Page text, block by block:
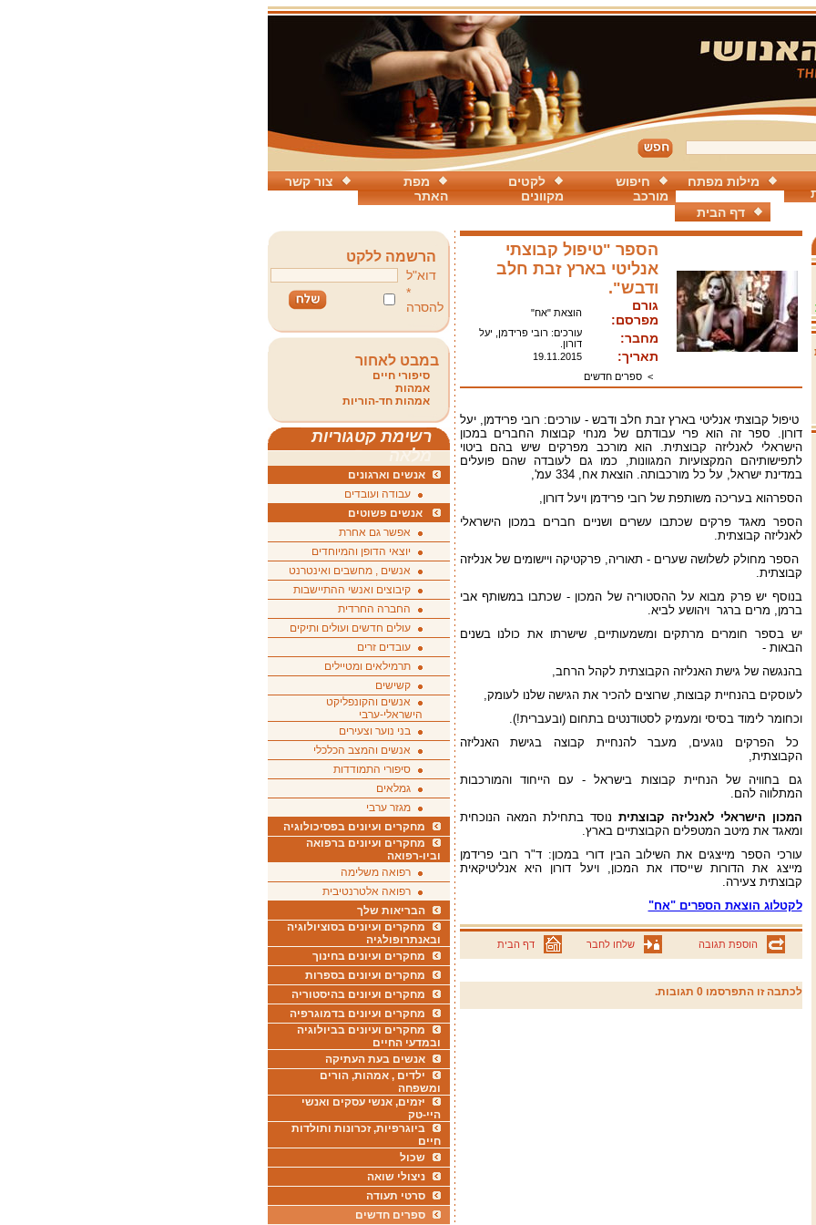
צור קשר
מפת
האתר
לקטים
מקוונים
חיפוש
מורכב
מילות מפתח
דף הבית
הספר "טיפול קבוצתי
אנליטי בארץ זבת חלב
ודבש".
גורם
מפרסם:
הוצאת "אח"
מחבר:
עורכים: רובי פרידמן, יעל
דורון.
תאריך:
19.11.2015
>ספרים חדשים
טיפול קבוצתי אנליטי בארץ זבת חלב ודבש - עורכים: רובי פרידמן, יעל
דורון. ספר זה הוא פרי עבודתם של מנחי קבוצות החברים במכון
הישראלי לאנליזה קבוצתית. הוא מורכב מפרקים שיש בהם ביטוי
לתפישותיהם המקצועיות המגוונות, כמו גם לעובדה שהם פועלים
במדינת ישראל, על כל מורכבותה. הוצאת אח, 334 עמ',
הספרהוא בעריכה משותפת של רובי פרידמן ויעל דורון,
הספר מאגד פרקים שכתבו עשרים ושניים חברים במכון הישראלי
לאנליזה קבוצתית.
הספר מחולק לשלושה שערים - תאוריה, פרקטיקה ויישומים של אנליזה
קבוצתית.
בנוסף יש פרק מבוא על ההסטוריה של המכון - שכתבו במשותף אבי
ברמן, מרים ברגר ויהושע לביא.
יש בספר חומרים מרתקים ומשמעותיים, שישרתו את כולנו בשנים
הבאות -
בהנגשה של גישת האנליזה הקבוצתית לקהל הרחב,
לעוסקים בהנחיית קבוצות, שרוצים להכיר את הגישה שלנו לעומק,
וכחומר לימוד בסיסי ומעמיק לסטודנטים בתחום (ובעברית!).
כל הפרקים נוגעים, מעבר להנחיית קבוצה בגישת האנליזה
הקבוצתית,
גם בחוויה של הנחיית קבוצות בישראל - עם הייחוד והמורכבות
המתלווה להם.
המכון הישראלי לאנליזה קבוצתית נוסד בתחילת המאה הנוכחית
ומאגד את מיטב המטפלים הקבוצתיים בארץ.
עורכי הספר מייצגים את השילוב הבין דורי במכון: ד"ר רובי פרידמן
מייצג את הדורות שייסדו את המכון, ויעל דורון היא אנליטיקאית
קבוצתית צעירה.
לקטלוג הוצאת הספרים "אח"
הוספת תגובה שלחו לחבר דף הבית
לכתבה זו התפרסמו 0 תגובות.
הרשמה ללקט
דוא"ל
*
להסרה
במבט לאחור
סיפורי חיים
אמהות
אמהות חד-הוריות
רשימת קטגוריות
מלאה
אנשים וארגונים
עבודה ועובדים
אנשים פשוטים
אפשר גם אחרת
יוצאי הדופן והמיוחדים
אנשים , מחשבים ואינטרנט
קיבוצים ואנשי ההתיישבות
החברה החרדית
עולים חדשים ועולים ותיקים
עובדים זרים
תרמילאים ומטיילים
קשישים
אנשים והקונפליקט
הישראלי-ערבי
בני נוער וצעירים
אנשים והמצב הכלכלי
סיפורי התמודדות
גמלאים
מגזר ערבי
מחקרים ועיונים בפסיכולוגיה
מחקרים ועיונים ברפואה
וביו-רפואה
רפואה משלימה
רפואה אלטרנטיבית
הבריאות שלך
מחקרים ועיונים בסוציולוגיה
ובאנתרופולגיה
מחקרים ועיונים בחינוך
מחקרים ועיונים בספרות
מחקרים ועיונים בהיסטוריה
מחקרים ועיונים בדמוגרפיה
מחקרים ועיונים בביולוגיה
ובמדעי החיים
אנשים בעת העתיקה
ילדים , אמהות, הורים
ומשפחה
יזמים, אנשי עסקים ואנשי
היי-טק
ביוגרפיות, זכרונות ותולדות
חיים
שכול
ניצולי שואה
סרטי תעודה
ספרים חדשים